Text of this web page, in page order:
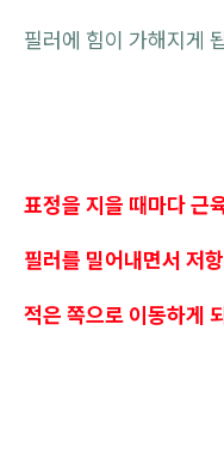
필러에 힘이 가해지게
표정을 지을 때마다 근
필러를 밀어내면서 저
적은 쪽으로 이동하게